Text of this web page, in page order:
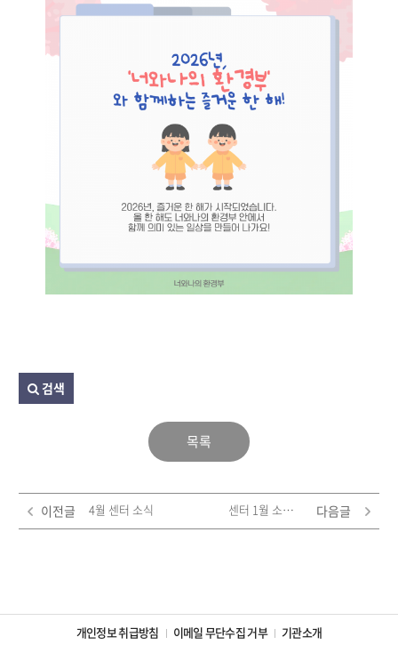
검색
목록
이전글 4월 센터 소식 센터 1월 소식 ♥ 다음글
개인정보 취급방침 이메일 무단수집 거부 기관소개